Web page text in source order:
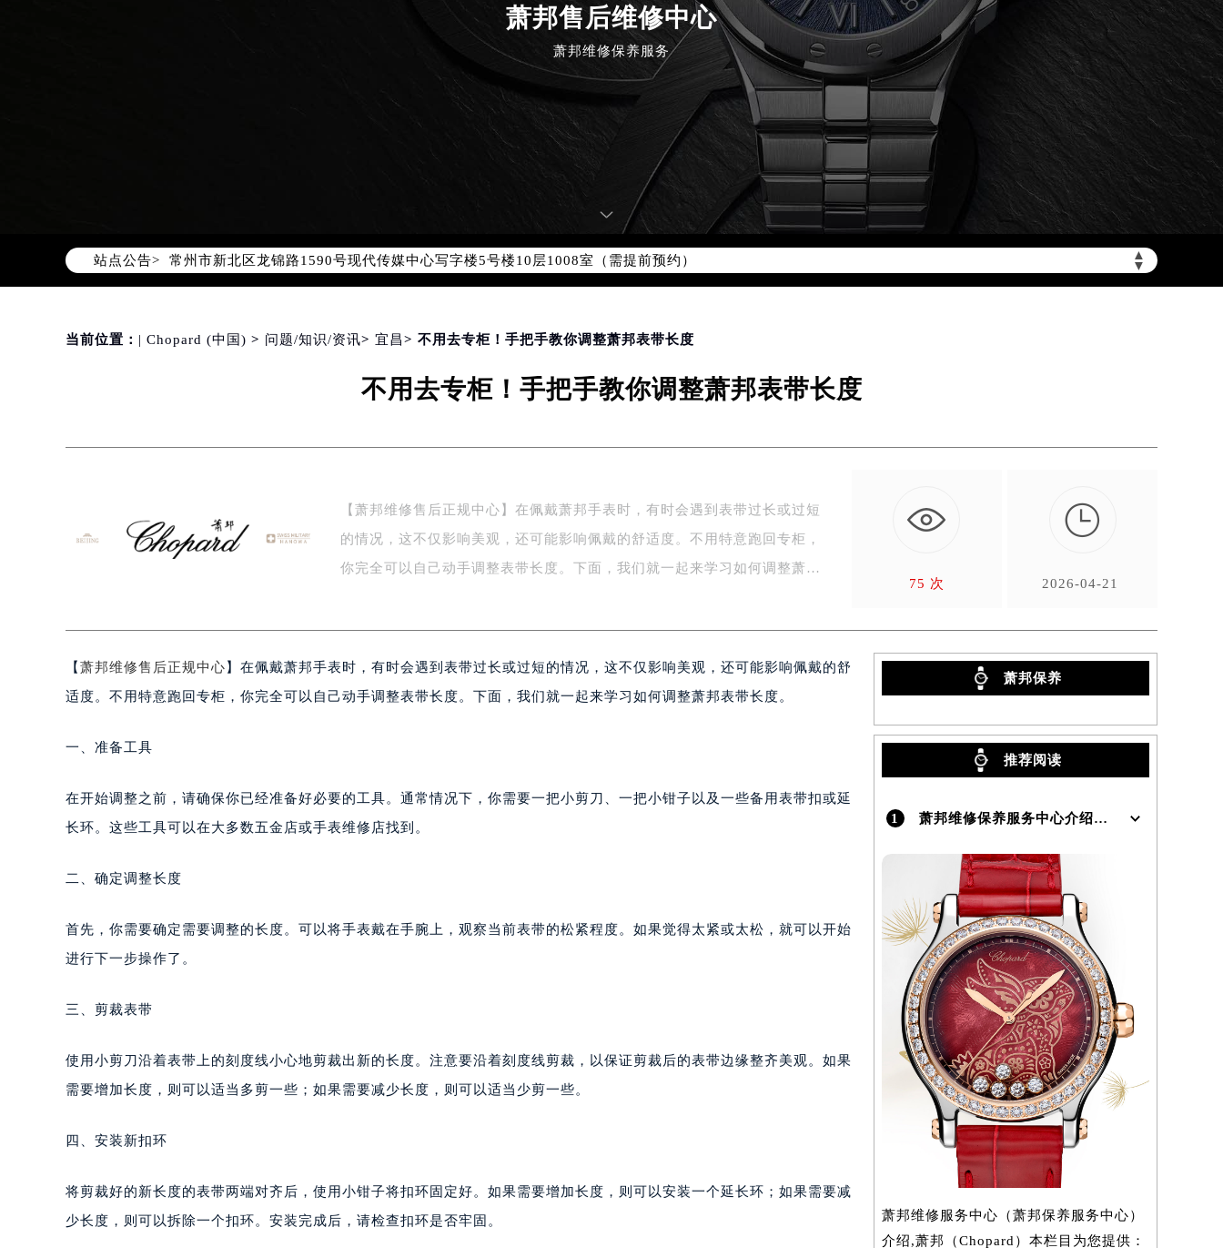
萧邦售后维修中心
萧邦维修保养服务
站点公告> ▲
▼
2026年8月萧邦全国官方售后客户服务热线：400-885-0231
萧邦官方全国统一服务热线400-885-0231，服务覆盖中国大陆、香港、澳门、台湾全部区域（非大陆需加拨“+86”）
2026年8月萧邦售后服务中心最新网点地址：
北京市朝阳区建国门外大街甲6号华熙国际中心写字楼D座11层1102室（北京总部）（需提前预约）
北京市东城区东长安街1号东方广场写字楼W3座6层602室（需提前预约）
天津市和平区赤峰道136号天津国际金融中心写字楼26层2603室（需提前预约）
上海市徐汇区虹桥路3号港汇中心写字楼2座37层3705室（需提前预约）
上海市黄浦区南京东路299号宏伊国际广场写字楼8层806室（需提前预约）
南京市秦淮区中山南路1号（新街口）南京中心写字楼22层C1-1室（需提前预约）
常州市新北区龙锦路1590号现代传媒中心写字楼5号楼10层1008室（需提前预约）
徐州市鼓楼区淮海东路29号苏宁广场IFC国际金融中心写字楼35层3508室（需提前预约）
盐城市盐都区世纪大道5号盐城金融城写字楼1号楼16层1604室（需提前预约）
宁波市江北区大闸南路500号来福士广场办公楼20层2009室（需提前预约）
南昌市红谷滩新区红谷中大道998号绿地双子塔（中央广场）A1座办公楼14层07室（需提前预约）
济南市历下区经十路11111号华润中心写字楼（万象城）15层1508室（需提前预约）
广州市天河区天河路230号万菱汇国际中心写字楼A塔7层704室（需提前预约）
厦门市思明区湖滨东路95号华润大厦写字楼B座11层1104室（需提前预约）
福州市鼓楼区五四路128-1号恒力城写字楼15层03室（需提前预约）
郑州市二七区铭功路10号华润大厦写字楼29层2905室（需提前预约）
太原市迎泽区解放路15号亨得利名表服务中心（品牌授权店）3层整层（需提前预约）
沈阳市沈河区中街路83号亨得利名表服务中心（品牌授权店）1层整层（需提前预约）
温州市鹿城区锦绣路1067号置信广场10层1015室（需提前预约）
无锡市梁溪区人民中路139号恒隆广场写字楼1座11层1104室（需提前预约）
苏州市苏州工业园区星港街199号苏州中心办公楼C座22层08室（需提前预约）
泉州市丰泽区宝洲路729号浦西万达中心写字楼A座7楼709室（需提前预约）
青岛市南区山东路6号华润大厦B座22层04室（需提前预约）
当前位置： | Chopard (中国) > 问题/知识/资讯> 宜昌> 不用去专柜！手把手教你调整萧邦表带长度
不用去专柜！手把手教你调整萧邦表带长度
【萧邦维修售后正规中心】在佩戴萧邦手表时，有时会遇到表带过长或过短
的情况，这不仅影响美观，还可能影响佩戴的舒适度。不用特意跑回专柜，
你完全可以自己动手调整表带长度。下面，我们就一起来学习如何调整萧
75 次

2026-04-21
【萧邦维修售后正规中心】在佩戴萧邦手表时，有时会遇到表带过长或过短的情况，这不仅影响美观，还可能影响佩戴的舒
适度。不用特意跑回专柜，你完全可以自己动手调整表带长度。下面，我们就一起来学习如何调整萧邦表带长度。
一、准备工具
在开始调整之前，请确保你已经准备好必要的工具。通常情况下，你需要一把小剪刀、一把小钳子以及一些备用表带扣或延
长环。这些工具可以在大多数五金店或手表维修店找到。
二、确定调整长度
首先，你需要确定需要调整的长度。可以将手表戴在手腕上，观察当前表带的松紧程度。如果觉得太紧或太松，就可以开始
进行下一步操作了。
三、剪裁表带
使用小剪刀沿着表带上的刻度线小心地剪裁出新的长度。注意要沿着刻度线剪裁，以保证剪裁后的表带边缘整齐美观。如果
需要增加长度，则可以适当多剪一些；如果需要减少长度，则可以适当少剪一些。
四、安装新扣环
将剪裁好的新长度的表带两端对齐后，使用小钳子将扣环固定好。如果需要增加长度，则可以安装一个延长环；如果需要减
少长度，则可以拆除一个扣环。安装完成后，请检查扣环是否牢固。
萧邦保养
推荐阅读
1 萧邦维修保养服务中心介绍 | Chopard
萧邦维修服务中心（萧邦保养服务中心）
介绍,萧邦（Chopard）本栏目为您提供：